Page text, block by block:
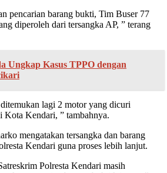
pencarian barang bukti, Tim Buser 77
diperoleh dari tersangka AP, ” terang
Ungkap Kasus TPPO dengan
lagi 2 motor yang dicuri
Kota Kendari, ” tambahnya.
mengatakan tersangka dan barang
Kendari guna proses lebih lanjut.
Polresta Kendari masih